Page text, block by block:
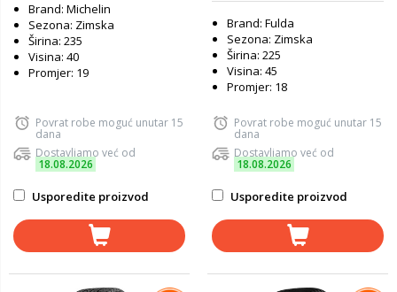
Brand: Michelin
Sezona: Zimska
Širina: 235
Visina: 40
Promjer: 19
Povrat robe moguć unutar 15
dana
Dostavljamo već od
18.08.2026
Usporedite proizvod
Brand: Fulda
Sezona: Zimska
Širina: 225
Visina: 45
Promjer: 18
Povrat robe moguć unutar 15
dana
Dostavljamo već od
18.08.2026
Usporedite proizvod